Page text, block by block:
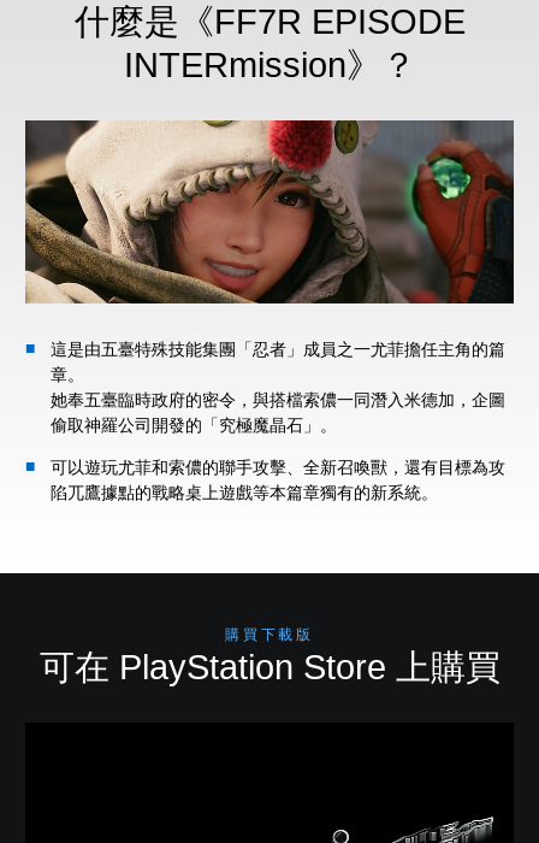
什麼是《FF7R EPISODE
INTERmission》？
這是由五臺特殊技能集團「忍者」成員之一尤菲擔任主角的篇
章。
她奉五臺臨時政府的密令，與搭檔索儂一同潛入米德加，企圖
偷取神羅公司開發的「究極魔晶石」。
可以遊玩尤菲和索儂的聯手攻擊、全新召喚獸，還有目標為攻
陷兀鷹據點的戰略桌上遊戲等本篇章獨有的新系統。
購買下載版
可在 PlayStation Store 上購買